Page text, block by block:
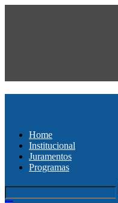
Home
Institucional
Juramentos
Programas